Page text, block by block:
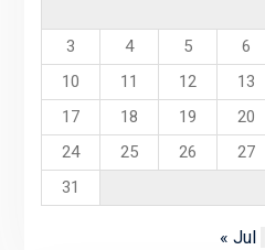
3
4 5 6
10
11 12 13
17
18 19 20
24
25 26 27
31
« Jul